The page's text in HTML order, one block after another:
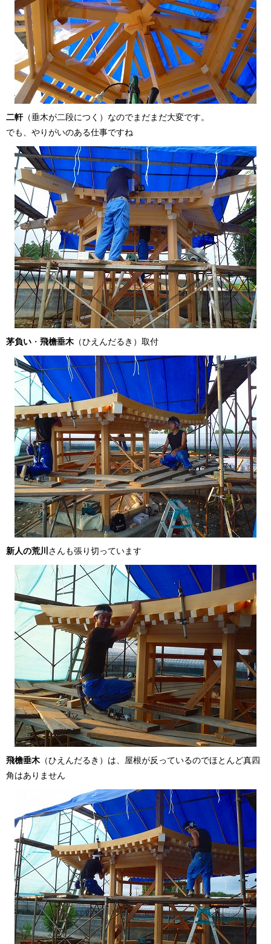
二軒（垂木が二段につく）なのでまだまだ大変です。
でも、やりがいのある仕事ですね
茅負い ・ 飛檐垂木 （ひえんだるき）取付
新人の荒川 さんも張り切っています
飛檐垂木 （ひえんだるき）は、屋根が反っているのでほとんど真四
角はありません